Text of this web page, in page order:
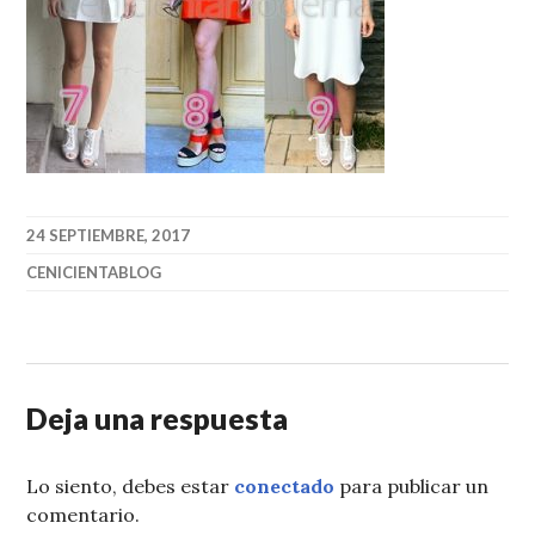
24 SEPTIEMBRE, 2017
CENICIENTABLOG
Deja una respuesta
Lo siento, debes estar conectado para publicar un
comentario.